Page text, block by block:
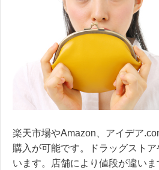
楽天市場やAmazon、アイデア
購入が可能です。ドラッグスト
います。店舗により値段が違い